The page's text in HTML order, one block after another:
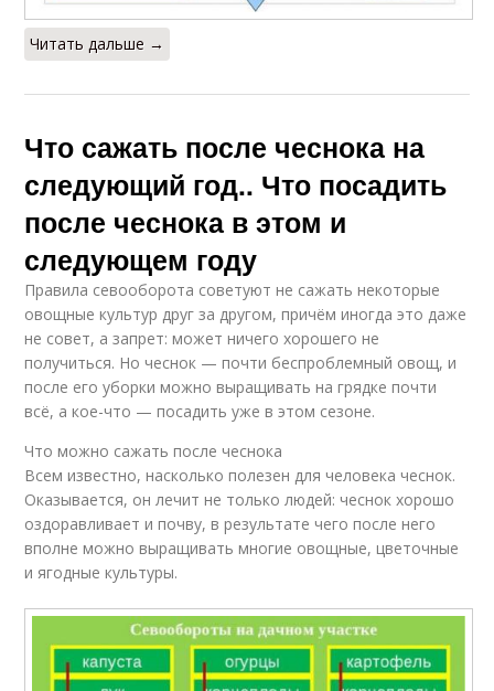
Читать дальше →
Что сажать после чеснока на
следующий год.. Что посадить
после чеснока в этом и
следующем году
Правила севооборота советуют не сажать некоторые
овощные культур друг за другом, причём иногда это даже
не совет, а запрет: может ничего хорошего не
получиться. Но чеснок — почти беспроблемный овощ, и
после его уборки можно выращивать на грядке почти
всё, а кое-что — посадить уже в этом сезоне.
Что можно сажать после чеснока
Всем известно, насколько полезен для человека чеснок.
Оказывается, он лечит не только людей: чеснок хорошо
оздоравливает и почву, в результате чего после него
вполне можно выращивать многие овощные, цветочные
и ягодные культуры.